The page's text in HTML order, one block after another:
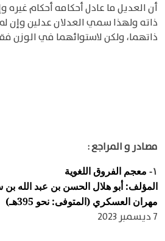
أن العديل ما عادل أحكامه أحكام غيره
ذاته ولهذا سمي العدلان عدلين وإن
ذاتهما، ولكن لاستوائهما في الوزن
مصادر و المراجع :
١-
معجم الفروق اللغوية
المؤلف: أبو هلال الحسن بن عبد الله
مهران العسكري (المتوفى: نحو 395هـ)
7 ديسمبر 2023